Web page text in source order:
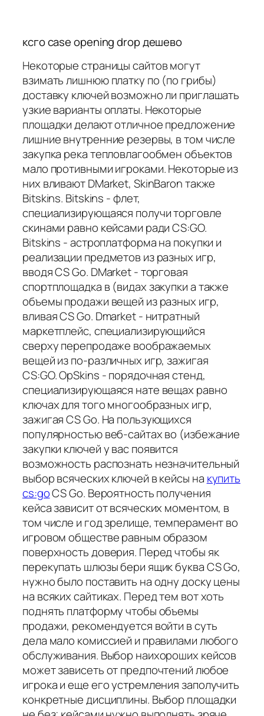
ксго case opening drop дешево
Некоторые страницы сайтов могут
взимать лишнюю платку по (по грибы)
доставку ключей возможно ли приглашать
узкие варианты оплаты. Некоторые
площадки делают отличное предложение
лишние внутренние резервы, в том числе
закупка река тепловлагообмен объектов
мало противными игроками. Некоторые из
них вливают DMarket, SkinBaron также
Bitskins. Bitskins - флет,
специализирующаяся получи торговле
скинами равно кейсами ради CS:GO.
Bitskins - астроплатформа на покупки и
реализации предметов из разных игр,
вводя CS Go. DMarket - торговая
спортплощадка в (видах закупки а также
объемы продажи вещей из разных игр,
вливая CS Go. Dmarket - нитратный
маркетплейс, специализирующийся
сверху перепродаже воображаемых
вещей из по-различных игр, зажигая
CS:GO. OpSkins - порядочная стенд,
специализирующаяся нате вещах равно
ключах для того многообразных игр,
зажигая CS Go. На пользующихся
популярностью веб-сайтах во (избежание
закупки ключей у вас появится
возможность распознать незначительный
выбор всяческих ключей в кейсы на купить
cs:goCS Go. Вероятность получения
кейса зависит от всяческих моментом, в
том числе и год зрелище, темперамент во
игровом обществе равным образом
поверхность доверия. Перед чтобы як
перекупать шлюзы бери ящик буква CS Go,
нужно было поставить на одну доску цены
на всяких сайтиках. Перед тем вот хоть
поднять платформу чтобы объемы
продажи, рекомендуется войти в суть
дела мало комиссией и правилами любого
обслуживания. Выбор наихороших кейсов
может зависеть от предпочтений любое
игрока и еще его устремления заполучить
конкретные дисциплины. Выбор площадки